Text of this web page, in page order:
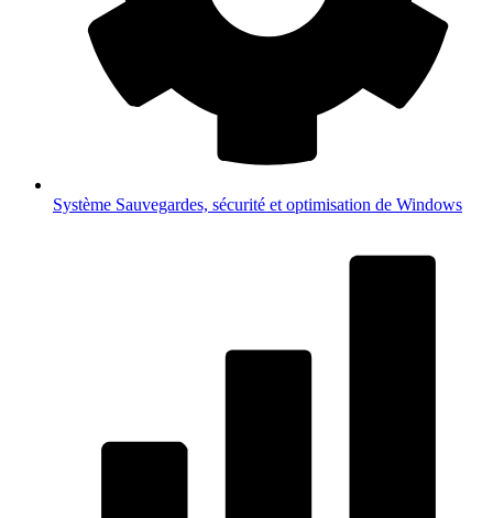
Système Sauvegardes, sécurité et optimisation de Windows